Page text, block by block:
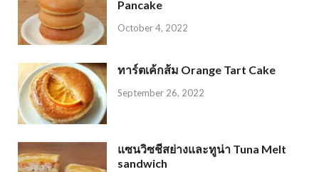
Pancake
October 4, 2022
ทาร์ตเค้กส้ม Orange Tart Cake
September 26, 2022
แซนวิซชีสย่างและทูน่า Tuna Melt
sandwich